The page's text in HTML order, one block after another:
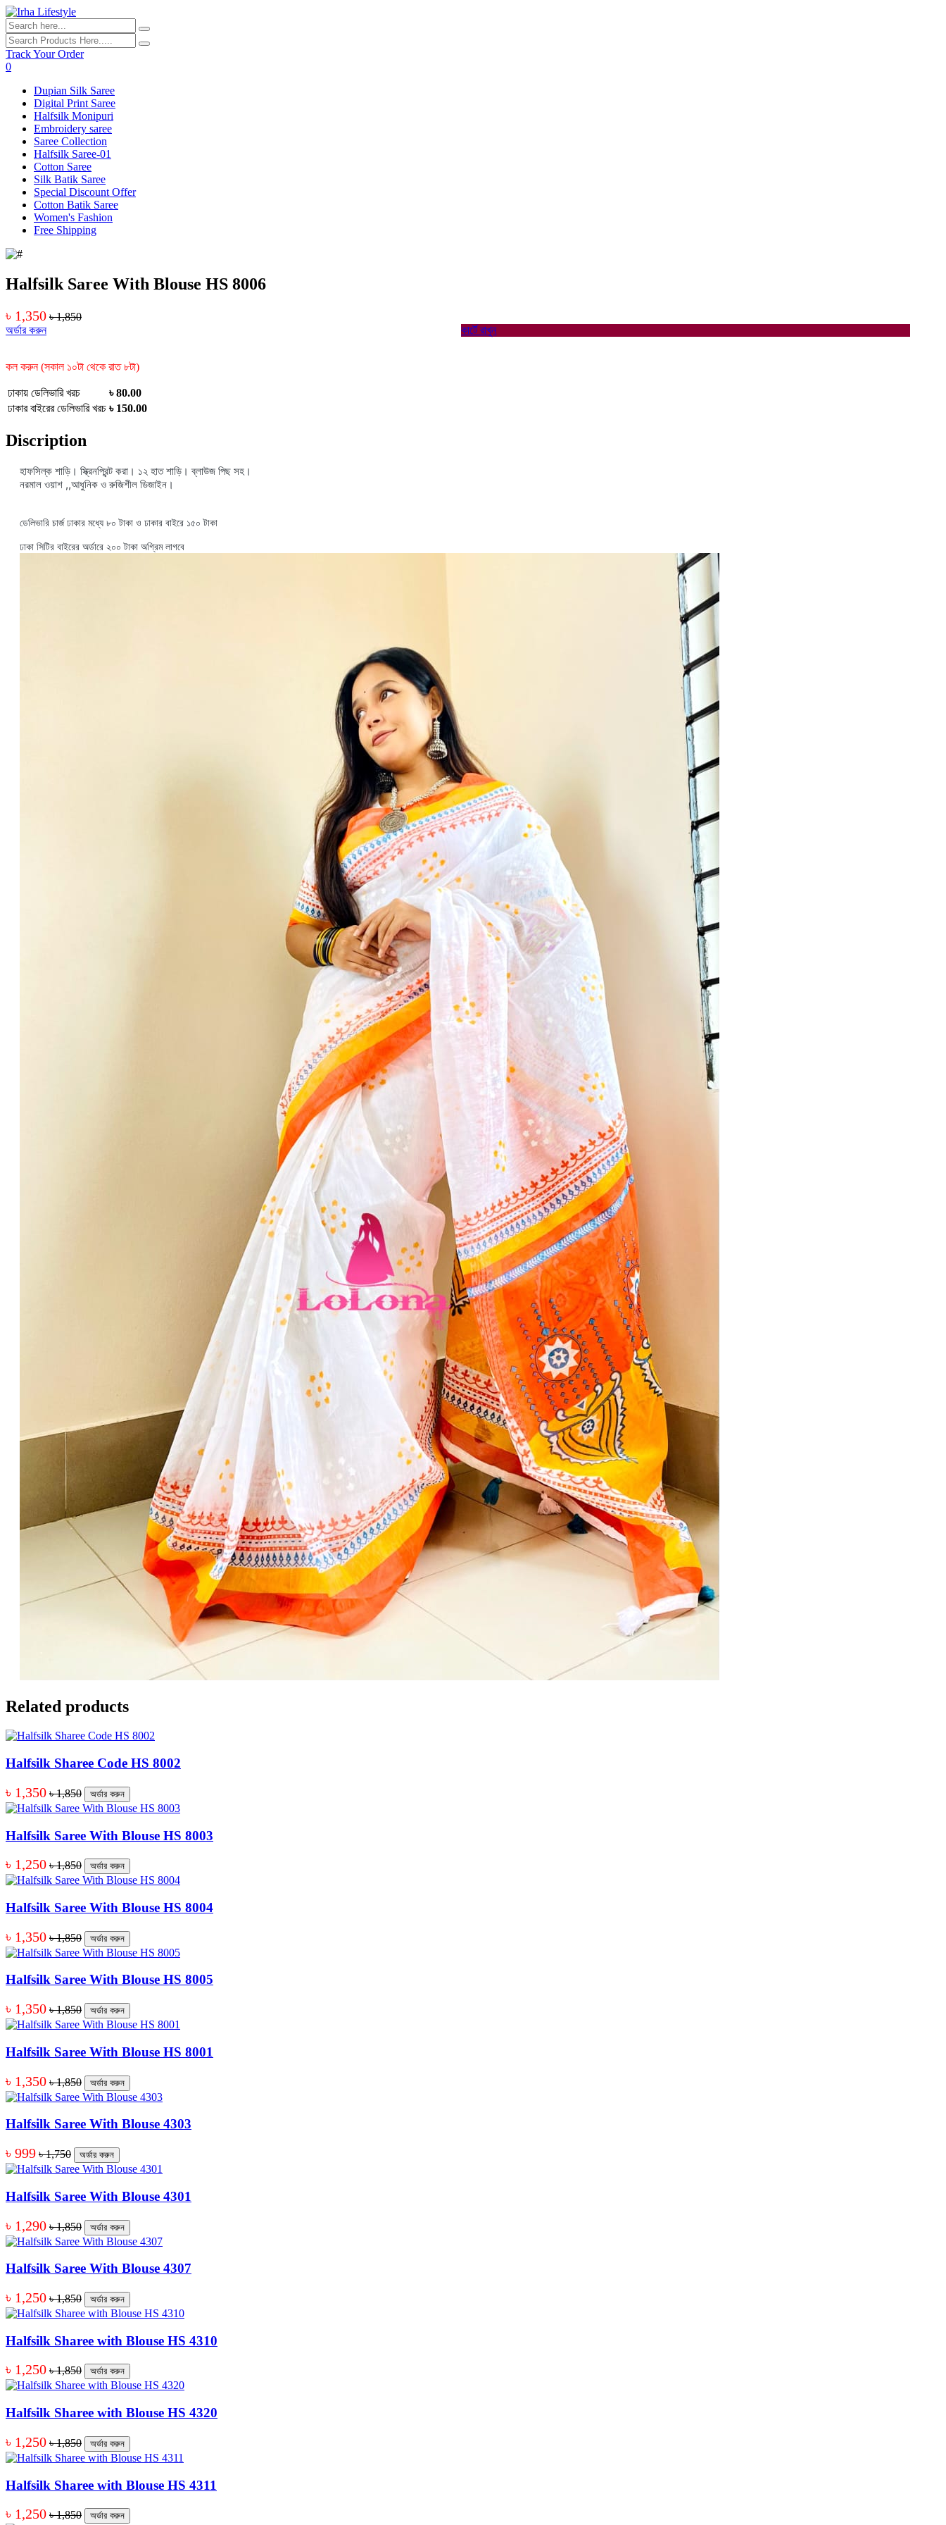
Track Your Order
0
Dupian Silk Saree
Digital Print Saree
Halfsilk Monipuri
Embroidery saree
Saree Collection
Halfsilk Saree-01
Cotton Saree
Silk Batik Saree
Special Discount Offer
Cotton Batik Saree
Women's Fashion
Free Shipping
Halfsilk Saree With Blouse HS 8006
৳ 1,350 ৳ 1,850
অর্ডার করুন
কার্টে রাখুন
কল করুন (সকাল ১০টা থেকে রাত ৮টা)
ঢাকায় ডেলিভারি খরচ
৳ 80.00
ঢাকার বাইরের ডেলিভারি খরচ ৳ 150.00
Discription
হাফসিল্ক শাড়ি। স্ক্রিনপ্রিন্ট করা। ১২ হাত শাড়ি। ব্লাউজ পিছ সহ।
নরমাল ওয়াশ ,,আধুনিক ও রুজিশীল ডিজাইন।
ডেলিভারি চার্জ ঢাকার মধ্যে ৮০ টাকা ও ঢাকার বাইরে ১৫০ টাকা
ঢাকা সিটির বাইরের অর্ডারে ২০০ টাকা অগ্রিম লাগবে
Related products
Halfsilk Sharee Code HS 8002
৳ 1,350 ৳ 1,850 অর্ডার করুন
Halfsilk Saree With Blouse HS 8003
৳ 1,250 ৳ 1,850 অর্ডার করুন
Halfsilk Saree With Blouse HS 8004
৳ 1,350 ৳ 1,850 অর্ডার করুন
Halfsilk Saree With Blouse HS 8005
৳ 1,350 ৳ 1,850 অর্ডার করুন
Halfsilk Saree With Blouse HS 8001
৳ 1,350 ৳ 1,850 অর্ডার করুন
Halfsilk Saree With Blouse 4303
৳ 999 ৳ 1,750 অর্ডার করুন
Halfsilk Saree With Blouse 4301
৳ 1,290 ৳ 1,850 অর্ডার করুন
Halfsilk Saree With Blouse 4307
৳ 1,250 ৳ 1,850 অর্ডার করুন
Halfsilk Sharee with Blouse HS 4310
৳ 1,250 ৳ 1,850 অর্ডার করুন
Halfsilk Sharee with Blouse HS 4320
৳ 1,250 ৳ 1,850 অর্ডার করুন
Halfsilk Sharee with Blouse HS 4311
৳ 1,250 ৳ 1,850 অর্ডার করুন